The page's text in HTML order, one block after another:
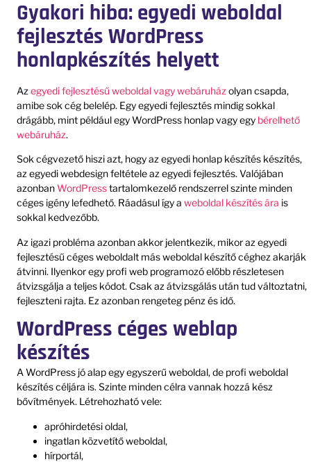
Gyakori hiba: egyedi weboldal
fejlesztés WordPress
honlapkészítés helyett
Az egyedi fejlesztésű weboldal vagy webáruház olyan csapda,
amibe sok cég belelép. Egy egyedi fejlesztés mindig sokkal
drágább, mint például egy WordPress honlap vagy egy bérelhető
webáruház.
Sok cégvezető hiszi azt, hogy az egyedi honlap készítés készítés,
az egyedi webdesign feltétele az egyedi fejlesztés. Valójában
azonbanWordPresstartalomkezelő rendszerrel szinte minden
céges igény lefedhető. Ráadásul így a weboldal készítés ára is
sokkal kedvezőbb.
Az igazi probléma azonban akkor jelentkezik, mikor az egyedi
fejlesztésű céges weboldalt más weboldal készítő céghez akarják
átvinni. Ilyenkor egy profi web programozó előbb részletesen
átvizsgálja a teljes kódot. Csak az átvizsgálás után tud változtatni,
fejleszteni rajta. Ez azonban rengeteg pénz és idő.
WordPress céges weblap
készítés
A WordPress jó alap egy egyszerű weboldal, de profi weboldal
készítés céljára is. Szinte minden célra vannak hozzá kész
bővítmények. Létrehozható vele:
apróhirdetési oldal,
ingatlan közvetítő weboldal,
hírportál,